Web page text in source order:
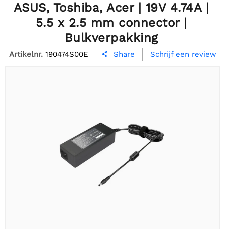
ASUS, Toshiba, Acer | 19V 4.74A |
5.5 x 2.5 mm connector |
Bulkverpakking
Artikelnr. 190474S00E  Share Schrijf een review